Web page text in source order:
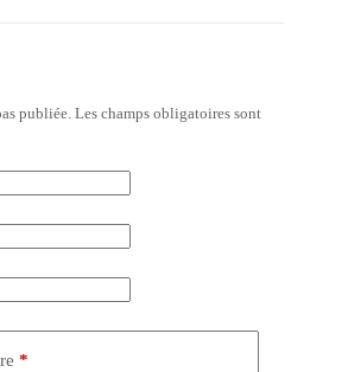
publiée. Les champs obligatoires sont
*